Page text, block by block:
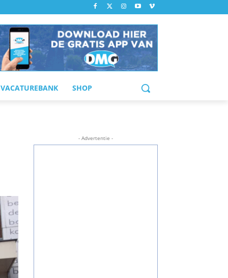
VACATUREBANK SHOP
- Advertentie -